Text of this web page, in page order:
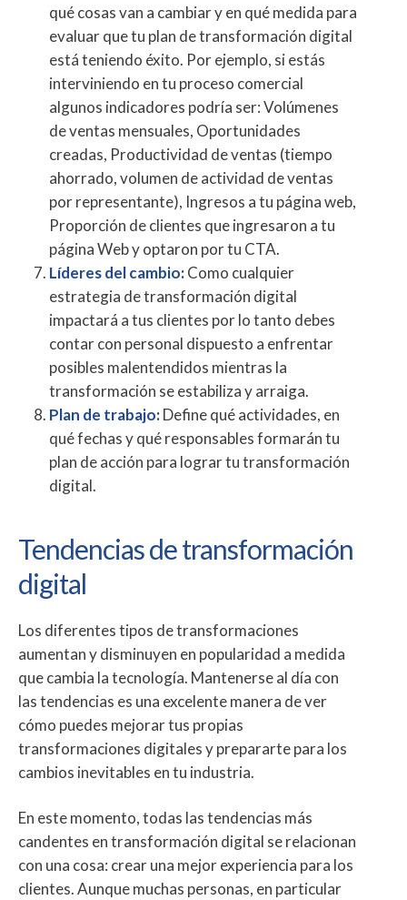
qué cosas van a cambiar y en qué medida para
evaluar que tu plan de transformación digital
está teniendo éxito. Por ejemplo, si estás
interviniendo en tu proceso comercial
algunos indicadores podría ser: Volúmenes
de ventas mensuales, Oportunidades
creadas, Productividad de ventas (tiempo
ahorrado, volumen de actividad de ventas
por representante), Ingresos a tu página web,
Proporción de clientes que ingresaron a tu
página Web y optaron por tu CTA.
Líderes del cambio:Como cualquier
estrategia de transformación digital
impactará a tus clientes por lo tanto debes
contar con personal dispuesto a enfrentar
posibles malentendidos mientras la
transformación se estabiliza y arraiga.
Plan de trabajo:Define qué actividades, en
qué fechas y qué responsables formarán tu
plan de acción para lograr tu transformación
digital.
Tendencias de transformación
digital
Los diferentes tipos de transformaciones
aumentan y disminuyen en popularidad a medida
que cambia la tecnología. Mantenerse al día con
las tendencias es una excelente manera de ver
cómo puedes mejorar tus propias
transformaciones digitales y prepararte para los
cambios inevitables en tu industria.
En este momento, todas las tendencias más
candentes en transformación digital se relacionan
con una cosa: crear una mejor experiencia para los
clientes. Aunque muchas personas, en particular